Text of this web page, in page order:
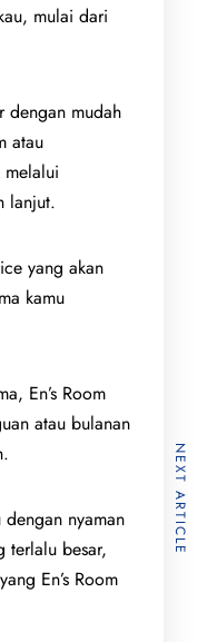
mulai dari
dengan mudah
atau
melalui
lanjut.
yang akan
kamu
En’s Room
atau bulanan
nyaman
terlalu besar,
En’s Room
NEXT ARTICLE